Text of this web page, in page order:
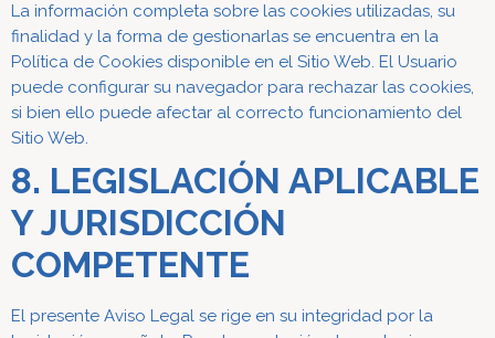
La información completa sobre las cookies utilizadas, su
finalidad y la forma de gestionarlas se encuentra en la
Política de Cookies disponible en el Sitio Web. El Usuario
puede configurar su navegador para rechazar las cookies,
si bien ello puede afectar al correcto funcionamiento del
Sitio Web.
8. LEGISLACIÓN APLICABLE
Y JURISDICCIÓN
COMPETENTE
El presente Aviso Legal se rige en su integridad por la